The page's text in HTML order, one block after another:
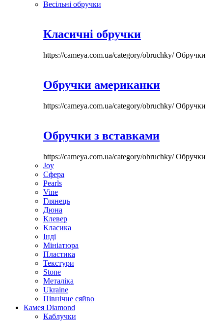
Весільні обручки
Класичні обручки
https://cameya.com.ua/category/obruchky/Обручки
Обручки американки
https://cameya.com.ua/category/obruchky/Обручки
Обручки з вставками
https://cameya.com.ua/category/obruchky/Обручки
Joy
Сфера
Pearls
Vine
Глянець
Дюна
Клевер
Класика
Інді
Мініатюра
Пластика
Текстури
Stone
Металіка
Ukraine
Північне сяйво
Камея Diamond
Каблучки